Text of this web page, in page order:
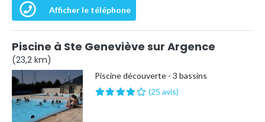
Afficher le téléphone
Piscine à Ste Geneviève sur Argence
(23,2 km)
Piscine découverte - 3 bassins
(25 avis)